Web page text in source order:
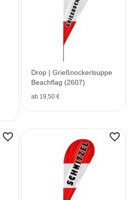
Drop | Grießnockerlsuppe
Beachflag (2607)
ab 19,50 €